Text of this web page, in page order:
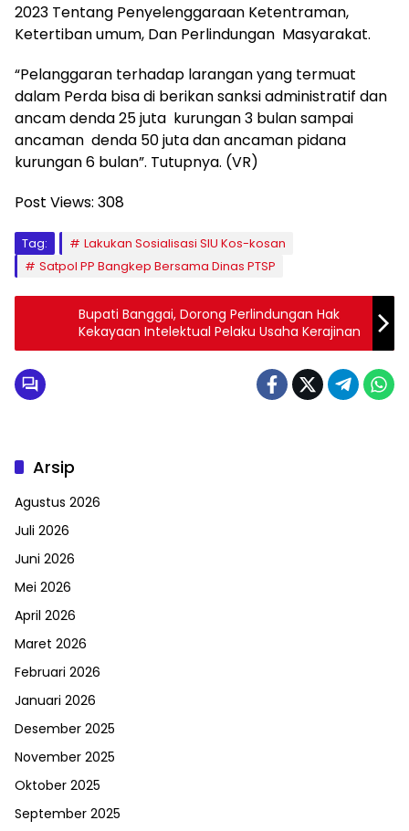
2023 Tentang Penyelenggaraan Ketentraman,
Ketertiban umum, Dan Perlindungan Masyarakat.
“Pelanggaran terhadap larangan yang termuat
dalam Perda bisa di berikan sanksi administratif dan
ancam denda 25 juta kurungan 3 bulan sampai
ancaman denda 50 juta dan ancaman pidana
kurungan 6 bulan”. Tutupnya. (VR)
Post Views: 308
Tag:
Lakukan Sosialisasi SIU Kos-kosan
Satpol PP Bangkep Bersama Dinas PTSP
Bupati Banggai, Dorong Perlindungan Hak
Kekayaan Intelektual Pelaku Usaha Kerajinan
Arsip
Agustus 2026
Juli 2026
Juni 2026
Mei 2026
April 2026
Maret 2026
Februari 2026
Januari 2026
Desember 2025
November 2025
Oktober 2025
September 2025